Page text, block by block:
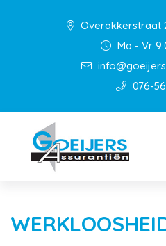
Overakkerstraat
Ma - Vr
076-